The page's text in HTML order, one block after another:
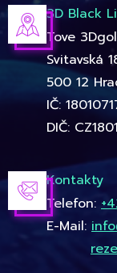
3D Black
Tove
Svitavská
500 12
IČ:
DIČ:
Kontakty
Telefon:
E-Mail: